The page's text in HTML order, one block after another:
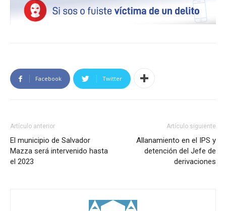
Facebook Twitter
Artículo anterior
El municipio de Salvador
Mazza será intervenido hasta
el 2023
Artículo siguiente
Allanamiento en el IPS y
detención del Jefe de
derivaciones